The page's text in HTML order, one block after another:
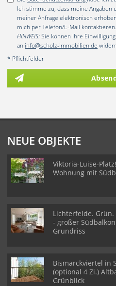
Ich stimme zu, dass meine Angaben
meiner Anfrage elektronisch
mich per Telefon/E-Mail kontaktieren.
HINWEIS:Sie können Ihre
an info@scholz-immobilien.de
* Pflichtfelder
NEUE OBJEKTE
Viktoria-Luise-
Wohnung mit
Lichterfelde. Grün.
- großer
Grundriss
Bismarckviertel in
(optional 4 Zi.)
Grünblick